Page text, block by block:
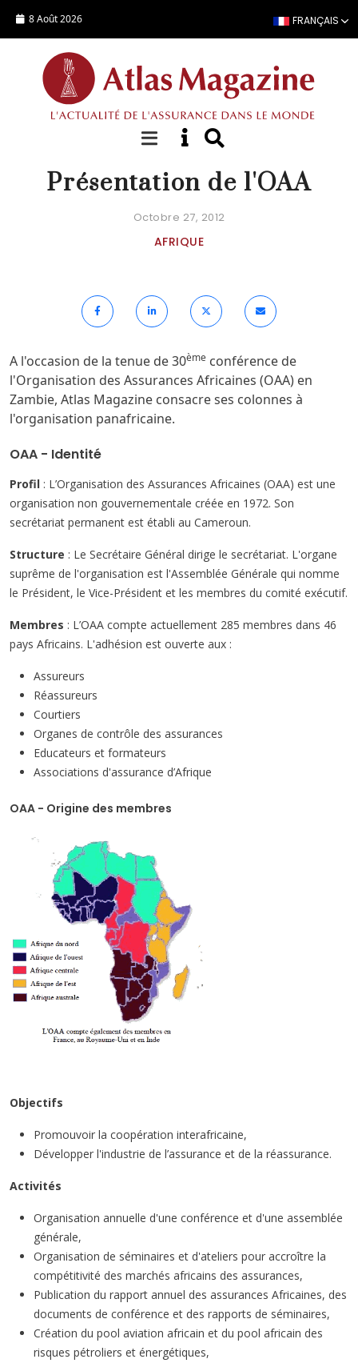
8 Août 2026 FRANÇAIS
FOCUS
Présentation de l'OAA
Octobre 27, 2012
AFRIQUE
A l'occasion de la tenue de 30ème conférence de
l'Organisation des Assurances Africaines (OAA) en
Zambie, Atlas Magazine consacre ses colonnes à
l'organisation panafricaine.
OAA - Identité
Profil : L’Organisation des Assurances Africaines (OAA) est une
organisation non gouvernementale créée en 1972. Son
secrétariat permanent est établi au Cameroun.
Structure : Le Secrétaire Général dirige le secrétariat. L'organe
suprême de l'organisation est l'Assemblée Générale qui nomme
le Président, le Vice-Président et les membres du comité exécutif.
Membres : L’OAA compte actuellement 285 membres dans 46
pays Africains. L'adhésion est ouverte aux :
Assureurs
Réassureurs
Courtiers
Organes de contrôle des assurances
Educateurs et formateurs
Associations d'assurance d’Afrique
OAA - Origine des membres
Objectifs
Promouvoir la coopération interafricaine,
Développer l'industrie de l’assurance et de la réassurance.
Activités
Organisation annuelle d'une conférence et d'une assemblée
générale,
Organisation de séminaires et d'ateliers pour accroître la
compétitivité des marchés africains des assurances,
Publication du rapport annuel des assurances Africaines, des
documents de conférence et des rapports de séminaires,
Création du pool aviation africain et du pool africain des
risques pétroliers et énergétiques,